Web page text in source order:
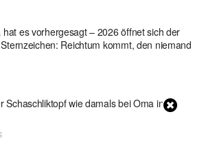
hat es vorhergesagt – 2026 öffnet sich der
Reichtum kommt, den niemand
Schaschliktopf wie damals bei Oma in 1